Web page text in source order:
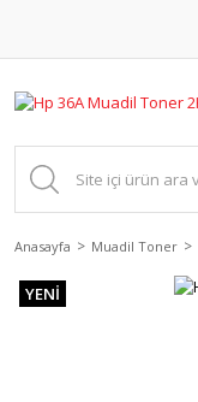
Anasayfa Muadil Toner
YENİ